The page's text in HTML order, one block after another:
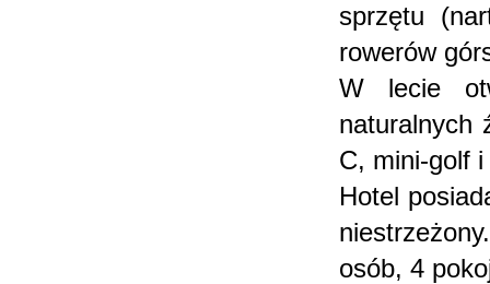
sprzętu
rowerów
W lecie
naturalnych
C, mini-golf
Hotel
osób, 4